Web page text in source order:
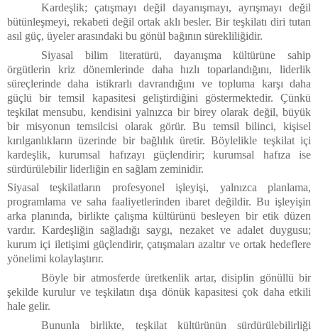
Kardeşlik; çatışmayı değil dayanışmayı, ayrışmayı değil
bütünleşmeyi, rekabeti değil ortak aklı besler. Bir teşkilatı diri tutan
asıl güç, üyeler arasındaki bu gönül bağının sürekliliğidir.
Siyasal bilim literatürü, dayanışma kültürüne sahip
örgütlerin kriz dönemlerinde daha hızlı toparlandığını, liderlik
süreçlerinde daha istikrarlı davrandığını ve topluma karşı daha
güçlü bir temsil kapasitesi geliştirdiğini göstermektedir. Çünkü
teşkilat mensubu, kendisini yalnızca bir birey olarak değil, büyük
bir misyonun temsilcisi olarak görür. Bu temsil bilinci, kişisel
kırılganlıkların üzerinde bir bağlılık üretir. Böylelikle teşkilat içi
kardeşlik, kurumsal hafızayı güçlendirir; kurumsal hafıza ise
sürdürülebilir liderliğin en sağlam zeminidir.
Siyasal teşkilatların profesyonel işleyişi, yalnızca planlama,
programlama ve saha faaliyetlerinden ibaret değildir. Bu işleyişin
arka planında, birlikte çalışma kültürünü besleyen bir etik düzen
vardır. Kardeşliğin sağladığı saygı, nezaket ve adalet duygusu;
kurum içi iletişimi güçlendirir, çatışmaları azaltır ve ortak hedeflere
yönelimi kolaylaştırır.
Böyle bir atmosferde üretkenlik artar, disiplin gönüllü bir
şekilde kurulur ve teşkilatın dışa dönük kapasitesi çok daha etkili
hale gelir.
Bununla birlikte, teşkilat kültürünün sürdürülebilirliği